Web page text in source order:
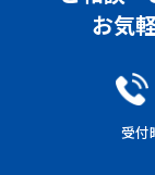
お気
受付